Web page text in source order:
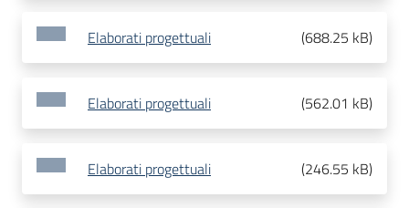
Elaborati progettuali (688.25 kB)
Elaborati progettuali (562.01 kB)
Elaborati progettuali (246.55 kB)